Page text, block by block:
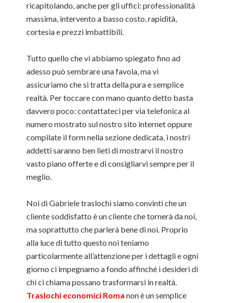
ricapitolando, anche per gli uffici: professionalità
massima, intervento a basso costo, rapidità,
cortesia e prezzi imbattibili.
Tutto quello che vi abbiamo spiegato fino ad
adesso può sembrare una favola, ma vi
assicuriamo che si tratta della pura e semplice
realtà. Per toccare con mano quanto detto basta
davvero poco: contattateci per via telefonica al
numero mostrato sul nostro sito internet oppure
compilate il form nella sezione dedicata, i nostri
addetti saranno ben lieti di mostrarvi il nostro
vasto piano offerte e di consigliarvi sempre per il
meglio.
Noi di Gabriele traslochi siamo convinti che un
cliente soddisfatto è un cliente che tornerà da noi,
ma soprattutto che parlerà bene di noi. Proprio
alla luce di tutto questo noi teniamo
particolarmente all’attenzione per i dettagli e ogni
giorno ci impegnamo a fondo affinché i desideri di
chi ci chiama possano trasformarsi in realtà.
Traslochi economici Roma non è un semplice